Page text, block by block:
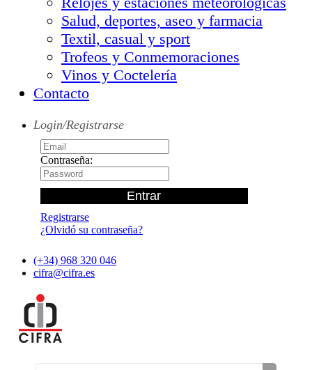
Salud, deportes, aseo y farmacia
Textil, casual y sport
Trofeos y Conmemoraciones
Vinos y Coctelería
Contacto
Login/Registrarse
Contraseña:
Registrarse
¿Olvidó su contraseña?
(+34) 968 320 046
cifra@cifra.es